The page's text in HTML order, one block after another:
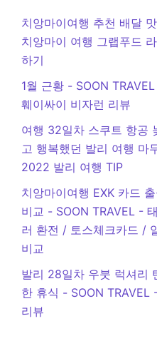
치앙마이여행 추천 배달
치앙마이 여행 그랩푸드
하기
1월 근황 - SOON TRAVEL
훼이싸이 비자런 리뷰
여행 32일차 스쿠트 항공
고 행복했던 발리 여행 마
2022 발리 여행 TIP
치앙마이여행 EXK 카드
비교 - SOON TRAVEL -
러 환전 / 토스체크카드 /
비교
발리 28일차 우붓 럭셔리
한 휴식 - SOON TRAVEL
리뷰